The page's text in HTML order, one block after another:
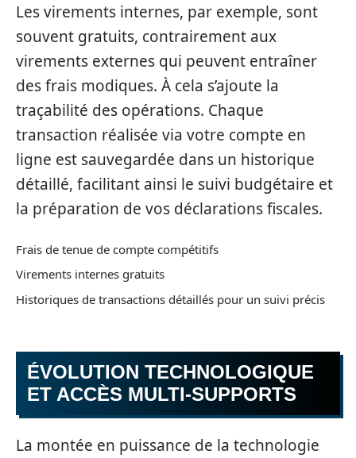
Les virements internes, par exemple, sont
souvent gratuits, contrairement aux
virements externes qui peuvent entraîner
des frais modiques. À cela s’ajoute la
traçabilité des opérations. Chaque
transaction réalisée via votre compte en
ligne est sauvegardée dans un historique
détaillé, facilitant ainsi le suivi budgétaire et
la préparation de vos déclarations fiscales.
Frais de tenue de compte compétitifs
Virements internes gratuits
Historiques de transactions détaillés pour un suivi précis
ÉVOLUTION TECHNOLOGIQUE
ET ACCÈS MULTI-SUPPORTS
La montée en puissance de la technologie